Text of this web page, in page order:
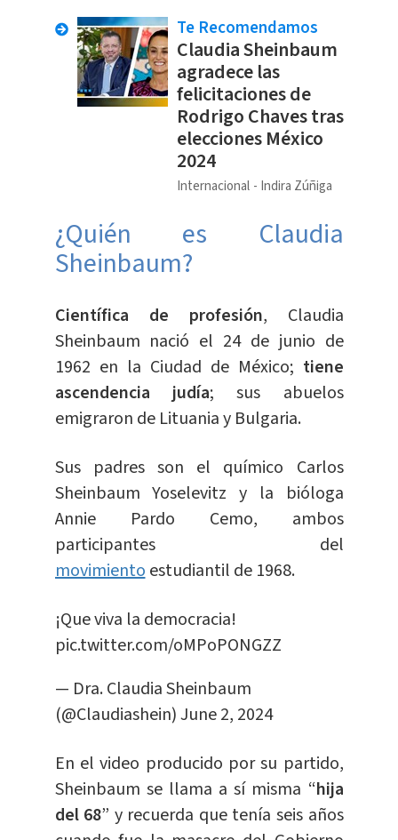
Te Recomendamos
Claudia Sheinbaum
agradece las
felicitaciones de
Rodrigo Chaves tras
elecciones México
2024
Internacional Indira Zúñiga
¿Quién es Claudia
Sheinbaum?
Científica de profesión, Claudia
Sheinbaum nació el 24 de junio de
1962 en la Ciudad de México; tiene
ascendencia judía; sus abuelos
emigraron de Lituania y Bulgaria.
Sus padres son el químico Carlos
Sheinbaum Yoselevitz y la bióloga
Annie Pardo Cemo, ambos
participantes del
movimientoestudiantil de 1968.
¡Que viva la democracia!
pic.twitter.com/oMPoPONGZZ
— Dra. Claudia Sheinbaum
(@Claudiashein)June 2, 2024
En el video producido por su partido,
Sheinbaum se llama a sí misma “hija
del 68” y recuerda que tenía seis años